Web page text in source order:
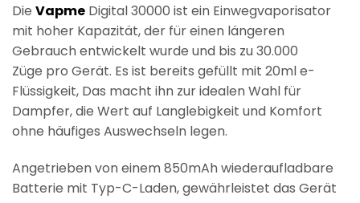
Die Vapme Digital 30000 ist ein Einwegvaporisator
mit hoher Kapazität, der für einen längeren
Gebrauch entwickelt wurde und bis zu30.000
Züge pro Gerät. Es ist bereits gefüllt mit 20ml e-
Flüssigkeit, Das macht ihn zur idealen Wahl für
Dampfer, die Wert auf Langlebigkeit und Komfort
ohne häufiges Auswechseln legen.
Angetrieben von einem850mAh wiederaufladbare
Batterie mit Typ-C-Laden, gewährleistet das Gerät